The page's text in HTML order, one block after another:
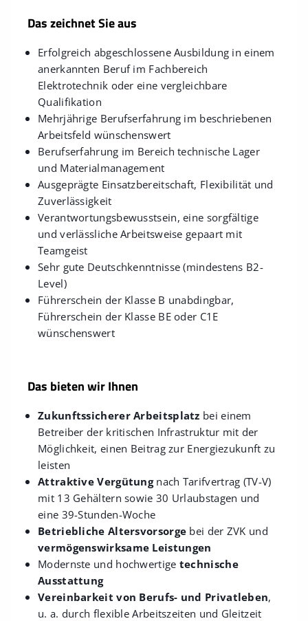
Das zeichnet Sie aus
Erfolgreich abgeschlossene Ausbildung in einem
anerkannten Beruf im Fachbereich
Elektrotechnik oder eine vergleichbare
Qualifikation
Mehrjährige Berufserfahrung im beschriebenen
Arbeitsfeld wünschenswert
Berufserfahrung im Bereich technische Lager
und Materialmanagement
Ausgeprägte Einsatzbereitschaft, Flexibilität und
Zuverlässigkeit
Verantwortungsbewusstsein, eine sorgfältige
und verlässliche Arbeitsweise gepaart mit
Teamgeist
Sehr gute Deutschkenntnisse (mindestens B2-
Level)
Führerschein der Klasse B unabdingbar,
Führerschein der Klasse BE oder C1E
wünschenswert
Das bieten wir Ihnen
Zukunftssicherer Arbeitsplatz bei einem
Betreiber der kritischen Infrastruktur mit der
Möglichkeit, einen Beitrag zur Energiezukunft zu
leisten
Attraktive Vergütungnach Tarifvertrag (TV-V)
mit 13 Gehältern sowie 30 Urlaubstagen und
eine 39-Stunden-Woche
Betriebliche Altersvorsorge bei der ZVK und
vermögenswirksame Leistungen
Modernste und hochwertige technische
Ausstattung
Vereinbarkeit von Berufs- und Privatleben,
u. a. durch flexible Arbeitszeiten und Gleitzeit